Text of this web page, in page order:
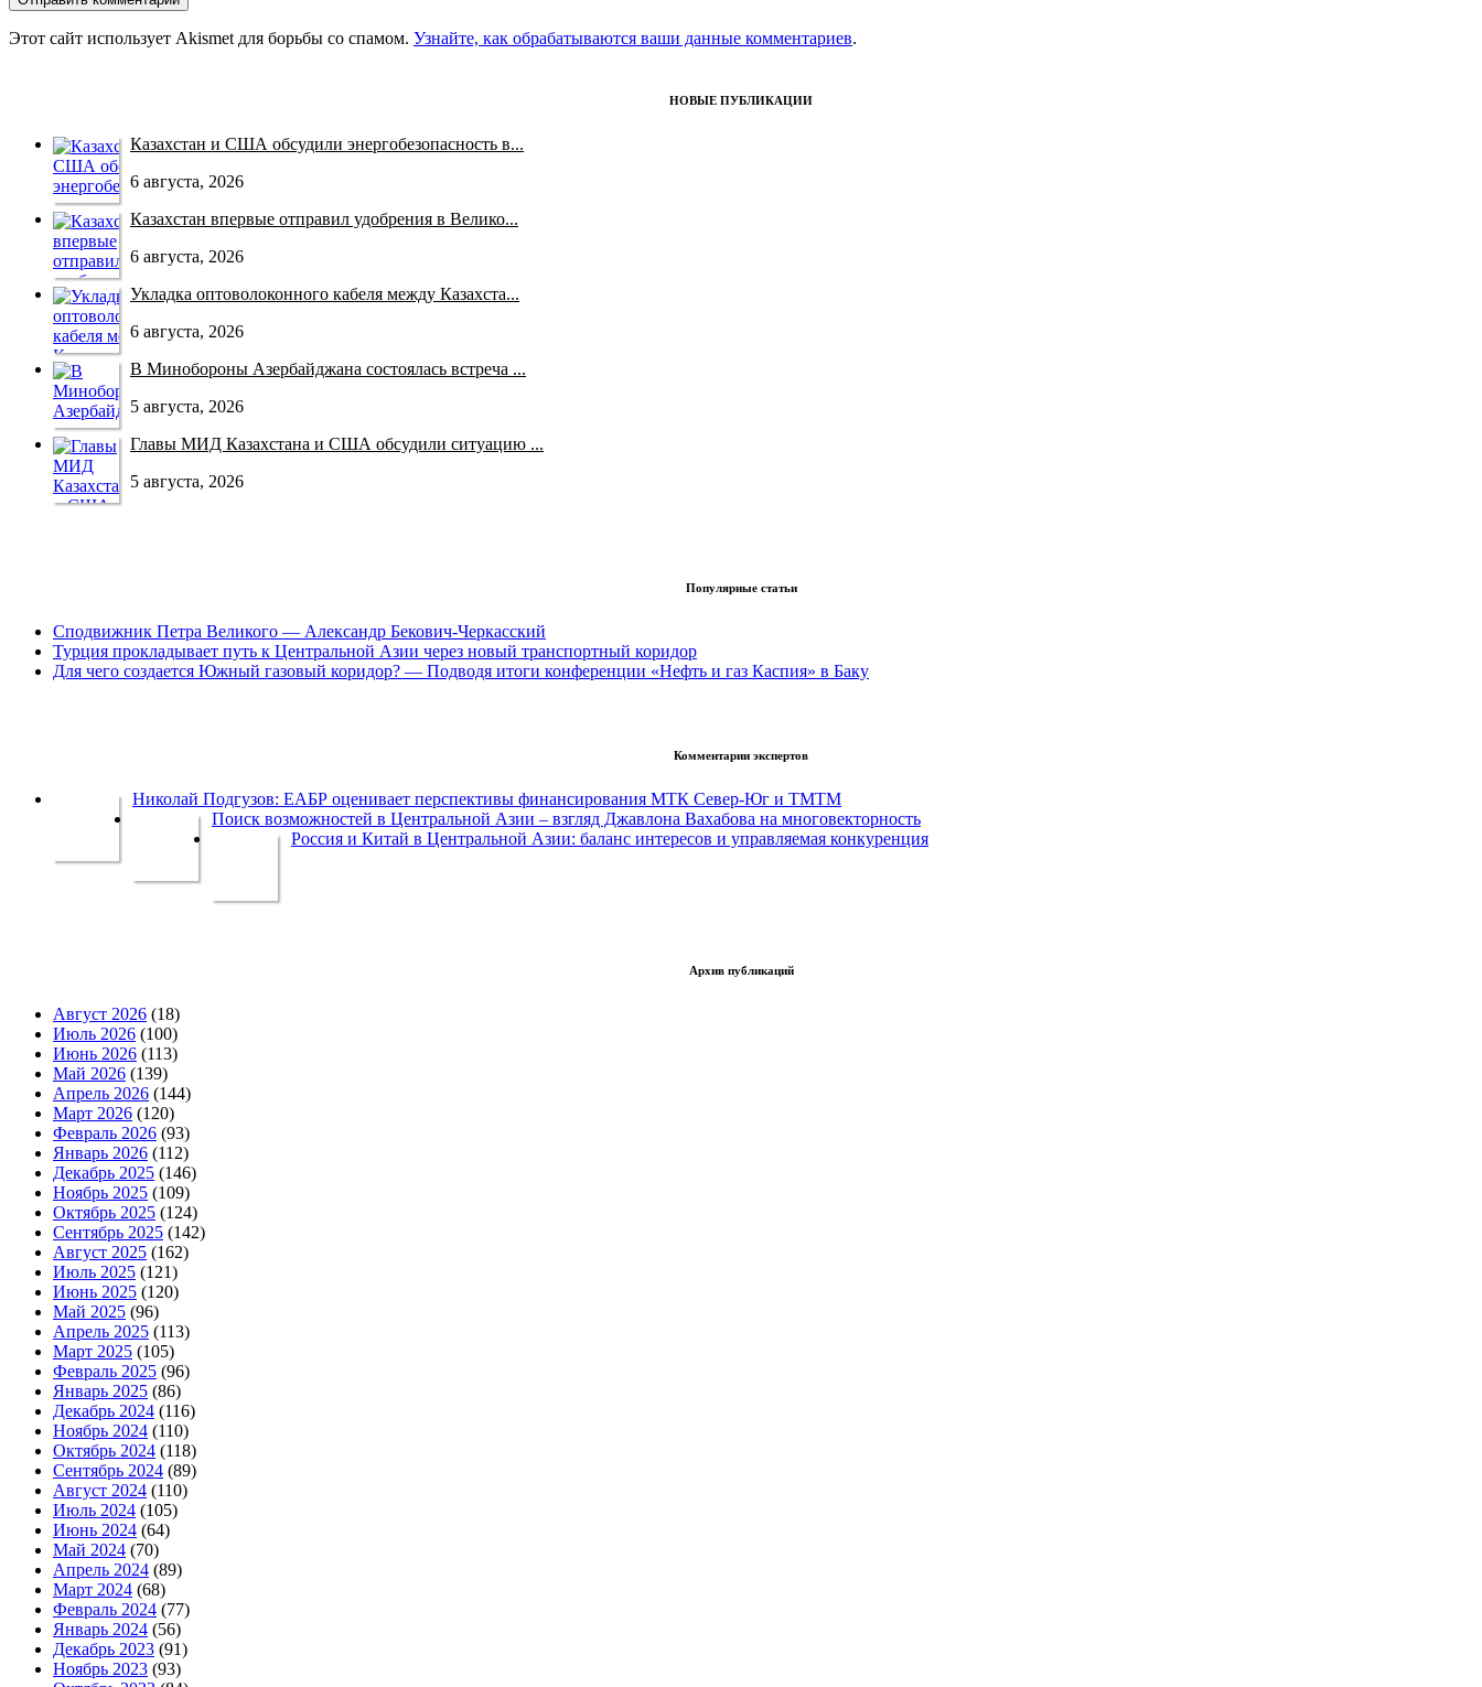
Этот сайт использует Akismet для борьбы со спамом. Узнайте, как обрабатываются ваши данные комментариев.
НОВЫЕ ПУБЛИКАЦИИ
Казахстан и США обсудили энергобезопасность в...
6 августа, 2026
Казахстан впервые отправил удобрения в Велико...
6 августа, 2026
Укладка оптоволоконного кабеля между Казахста...
6 августа, 2026
В Минобороны Азербайджана состоялась встреча ...
5 августа, 2026
Главы МИД Казахстана и США обсудили ситуацию ...
5 августа, 2026
Популярные статьи
Сподвижник Петра Великого — Александр Бекович-Черкасский
Турция прокладывает путь к Центральной Азии через новый транспортный коридор
Для чего создается Южный газовый коридор? — Подводя итоги конференции «Нефть и газ Каспия» в Баку
Комментарии экспертов
Николай Подгузов: ЕАБР оценивает перспективы финансирования МТК Север-Юг и ТМТМ
Поиск возможностей в Центральной Азии – взгляд Джавлона Вахабова на многовекторность
Россия и Китай в Центральной Азии: баланс интересов и управляемая конкуренция
Архив публикаций
Август 2026 (18)
Июль 2026 (100)
Июнь 2026 (113)
Май 2026 (139)
Апрель 2026 (144)
Март 2026 (120)
Февраль 2026 (93)
Январь 2026 (112)
Декабрь 2025 (146)
Ноябрь 2025 (109)
Октябрь 2025 (124)
Сентябрь 2025 (142)
Август 2025 (162)
Июль 2025 (121)
Июнь 2025 (120)
Май 2025 (96)
Апрель 2025 (113)
Март 2025 (105)
Февраль 2025 (96)
Январь 2025 (86)
Декабрь 2024 (116)
Ноябрь 2024 (110)
Октябрь 2024 (118)
Сентябрь 2024 (89)
Август 2024 (110)
Июль 2024 (105)
Июнь 2024 (64)
Май 2024 (70)
Апрель 2024 (89)
Март 2024 (68)
Февраль 2024 (77)
Январь 2024 (56)
Декабрь 2023 (91)
Ноябрь 2023 (93)